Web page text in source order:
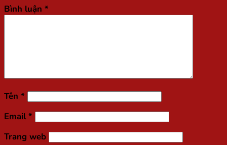
Bình luận *
Tên *
Email*
Trang web